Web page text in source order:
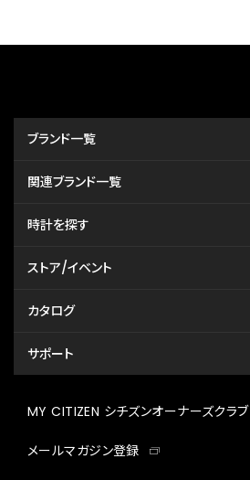
ブランド一覧
関連ブランド一覧
時計を探す
ストア/イベント
カタログ
サポート
MY CITIZEN シチズンオーナーズクラブ
メールマガジン登録